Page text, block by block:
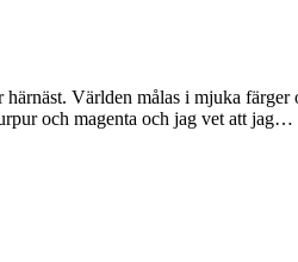
Världen målas i mjuka färger
och magenta och jag vet att jag…